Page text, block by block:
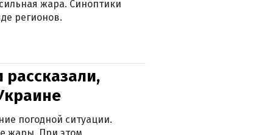
жара. Синоптики
регионов.
погодной ситуации.